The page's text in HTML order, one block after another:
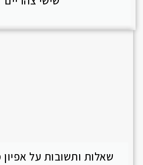
שאלות ותשובות על